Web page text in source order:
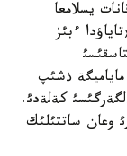
يسلامعا
ءبئز
ذشئپ
كةلةدئ.
وعان ساتتئلئك